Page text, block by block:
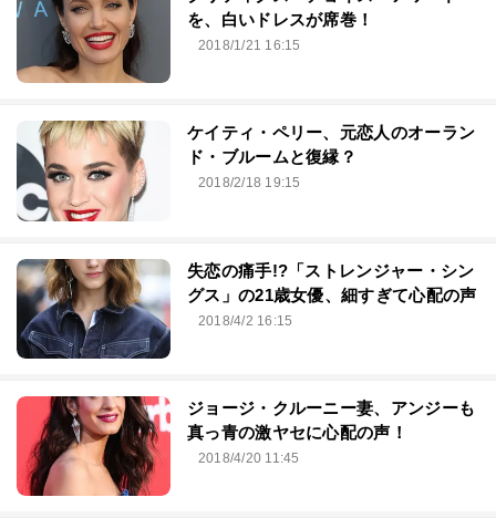
を、白いドレスが席巻！
2018/1/21 16:15
ケイティ・ペリー、元恋人のオーラン
ド・ブルームと復縁？
2018/2/18 19:15
失恋の痛手!?「ストレンジャー・シン
グス」の21歳女優、細すぎて心配の声
2018/4/2 16:15
ジョージ・クルーニー妻、アンジーも
真っ青の激ヤセに心配の声！
2018/4/20 11:45